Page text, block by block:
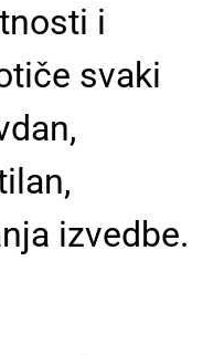
i
svaki
izvedbe.